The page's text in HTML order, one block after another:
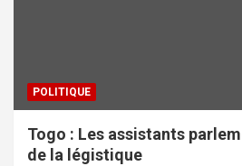
POLITIQUE
Togo : Les assistants
de la légistique